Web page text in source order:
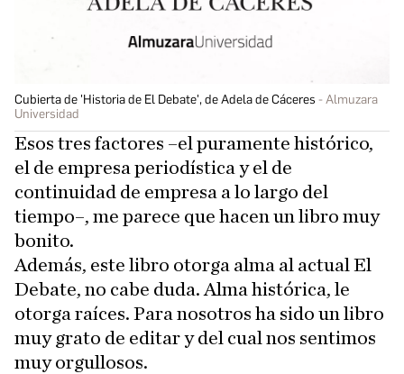
Cubierta de 'Historia de El Debate', de Adela de Cáceres
Almuzara
Universidad
Esos tres factores –el puramente histórico,
el de empresa periodística y el de
continuidad de empresa a lo largo del
tiempo–, me parece que hacen un libro muy
bonito.
Además, este libro otorga alma al actual El
Debate, no cabe duda. Alma histórica, le
otorga raíces. Para nosotros ha sido un libro
muy grato de editar y del cual nos sentimos
muy orgullosos.